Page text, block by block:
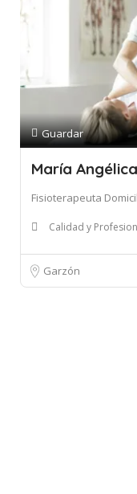
Guardar
María
Fisioterapeuta
Calidad y
Garzón